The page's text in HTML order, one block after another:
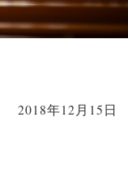
2018年12月15日